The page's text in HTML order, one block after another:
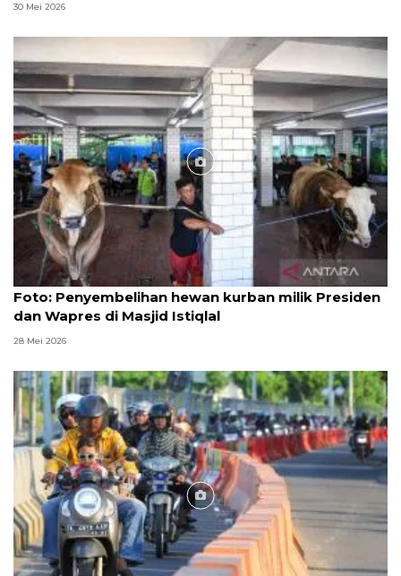
30 Mei 2026
Foto
Foto: Penyembelihan hewan kurban milik Presiden
dan Wapres di Masjid Istiqlal
28 Mei 2026